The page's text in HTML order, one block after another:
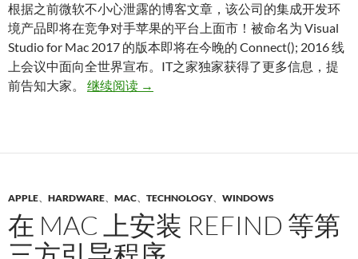
根据之前微软不小心泄露的博客文章，该公司的集成开发环
境产品即将在竞争对手苹果的平台上面市！被命名为 Visual
Studio for Mac 2017 的版本即将在今晚的 Connect(); 2016 线
上会议中面向全世界宣布。IT之家独家获得了更多信息，提
前告知大家。 继续阅读Visual Studio 2017 RC 携 Visual
→
APPLE、 HARDWARE、 MAC、 TECHNOLOGY、 WINDOWS
在 MAC 上安装 REFIND 等第